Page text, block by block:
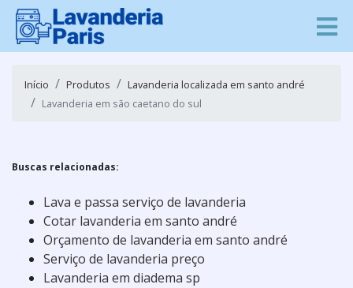
Início Produtos
Lavanderia localizada em santo andré
Lavanderia em são caetano do sul
Buscas relacionadas:
Lava e passa serviço de lavanderia
Cotar lavanderia em santo andré
Orçamento de lavanderia em santo andré
Serviço de lavanderia preço
Lavanderia em diadema sp